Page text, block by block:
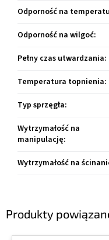
Produkty
Odporność na
Odporność na wilgoć:
Pełny czas utwardzania:
Temperatura topnienia:
Typ sprzęgła:
Wytrzymałość na
manipulację:
Wytrzymałość na